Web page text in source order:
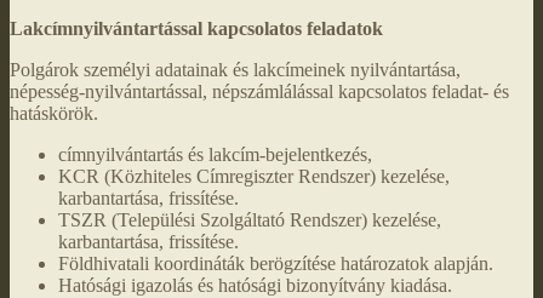
Lakcímnyilvántartással kapcsolatos feladatok
Polgárok személyi adatainak és lakcímeinek nyilvántartása,
népesség-nyilvántartással, népszámlálással kapcsolatos feladat- és
hatáskörök.
címnyilvántartás és lakcím-bejelentkezés,
KCR (Közhiteles Címregiszter Rendszer) kezelése,
karbantartása, frissítése.
TSZR (Települési Szolgáltató Rendszer) kezelése,
karbantartása, frissítése.
Földhivatali koordináták berögzítése határozatok alapján.
Hatósági igazolás és hatósági bizonyítvány kiadása.